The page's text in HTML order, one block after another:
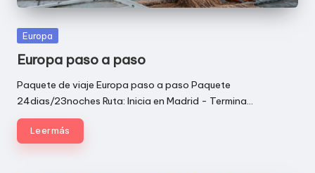
Publicada
Europa
Europa paso a paso
Paquete de viaje Europa paso a paso Paquete
24dias/23noches Ruta: Inicia en Madrid - Termina…
Leer más